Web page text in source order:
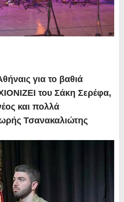
για το βαθιά
του Σάκη Σερέφα,
και πολλά
Τσανακαλιώτης